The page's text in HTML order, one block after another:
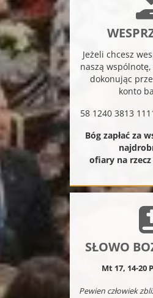
Jeżeli chcesz
naszą
dokonując
konto
58 1240 3813
Bóg zapłać za
ofiary na
SŁOWO
Mt 17, 14-20
Pewien człowiek